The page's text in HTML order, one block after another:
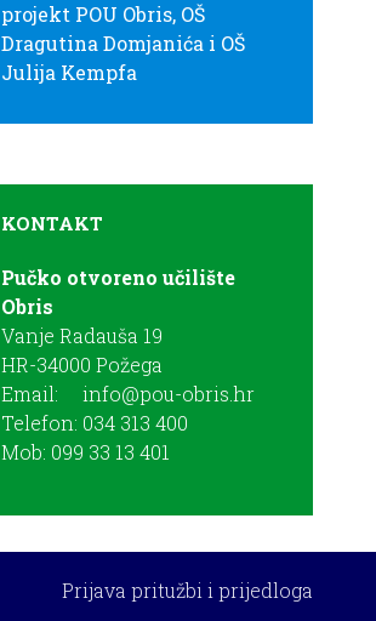
projekt POU Obris, OŠ
Dragutina Domjanića i OŠ
Julija Kempfa
KONTAKT
Pučko otvoreno učilište
Obris
Vanje Radauša 19
HR-34000 Požega
Email: info@pou-obris.hr
Telefon: 034 313 400
Mob: 099 33 13 401
Prijava pritužbi i prijedloga